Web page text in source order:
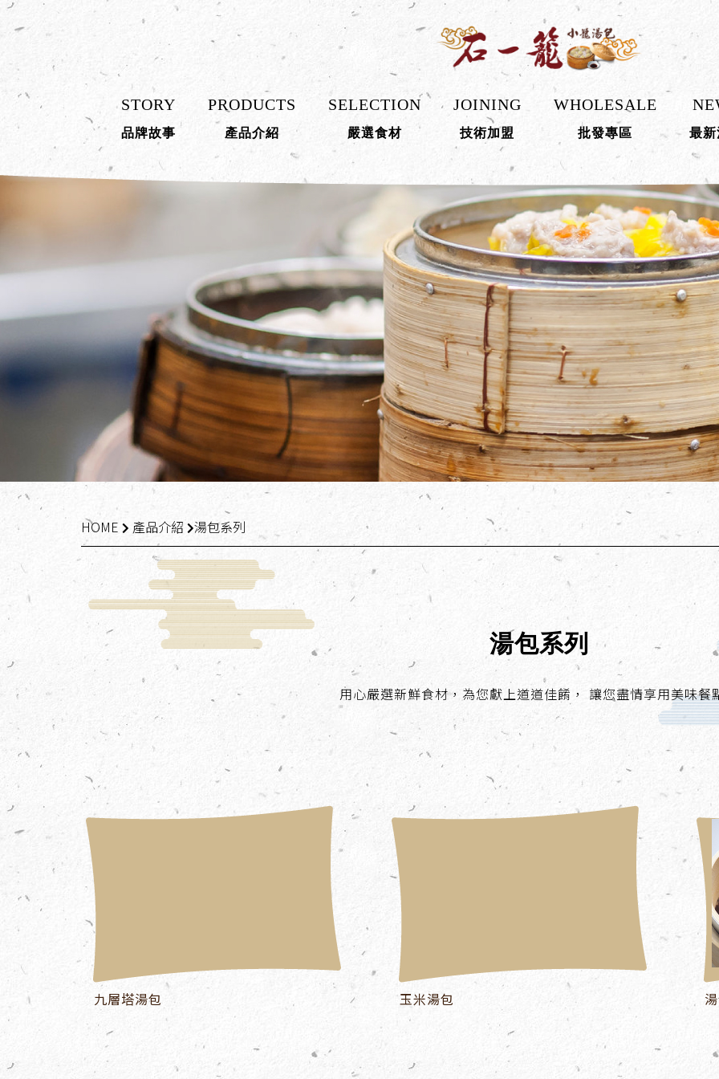
STORY
品牌故事
PRODUCTS
產品介紹
SELECTION
嚴選食材
JOINING
技術加盟
WHOLESALE
批發專區 最
HOME 產品介紹 湯包系列
湯包系列
用心嚴選新鮮食材，為您獻上道道佳餚， 讓您盡情享用美味餐
九層塔湯包 玉米湯包